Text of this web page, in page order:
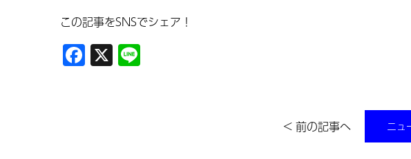
この記事をSNSでシェア！
Facebook
X
< 前の記事へ ニュ